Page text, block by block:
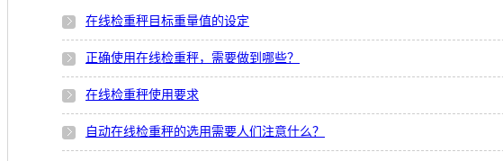
在线检重秤目标重量值的设定
正确使用在线检重秤，需要做到哪些？
在线检重秤使用要求
自动在线检重秤的选用需要人们注意什么？